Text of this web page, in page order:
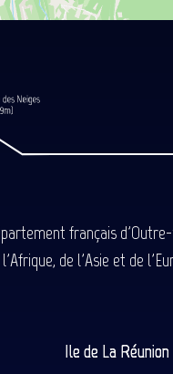
français
de l'Asie et de
Ile de La